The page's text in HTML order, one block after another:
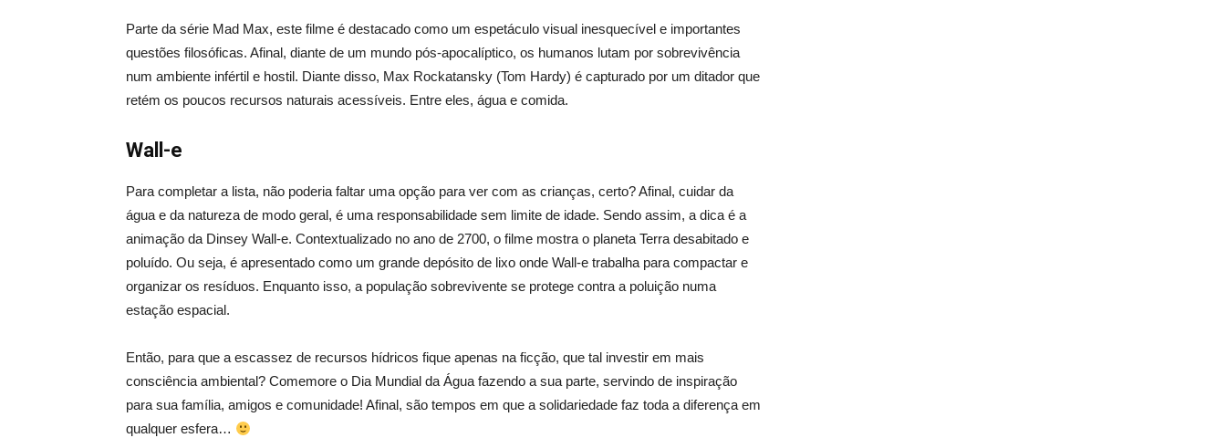
Parte da série Mad Max, este filme é destacado como um espetáculo visual inesquecível e importantes
questões filosóficas. Afinal, diante de um mundo pós-apocalíptico, os humanos lutam por sobrevivência
num ambiente infértil e hostil. Diante disso, Max Rockatansky (Tom Hardy) é capturado por um ditador que
retém os poucos recursos naturais acessíveis. Entre eles, água e comida.
Wall-e
Para completar a lista, não poderia faltar uma opção para ver com as crianças, certo? Afinal, cuidar da
água e da natureza de modo geral, é uma responsabilidade sem limite de idade. Sendo assim, a dica é a
animação da Dinsey Wall-e. Contextualizado no ano de 2700, o filme mostra o planeta Terra desabitado e
poluído. Ou seja, é apresentado como um grande depósito de lixo onde Wall-e trabalha para compactar e
organizar os resíduos. Enquanto isso, a população sobrevivente se protege contra a poluição numa
estação espacial.
Então, para que a escassez de recursos hídricos fique apenas na ficção, que tal investir em mais
consciência ambiental? Comemore o Dia Mundial da Água fazendo a sua parte, servindo de inspiração
para sua família, amigos e comunidade! Afinal, são tempos em que a solidariedade faz toda a diferença em
qualquer esfera…